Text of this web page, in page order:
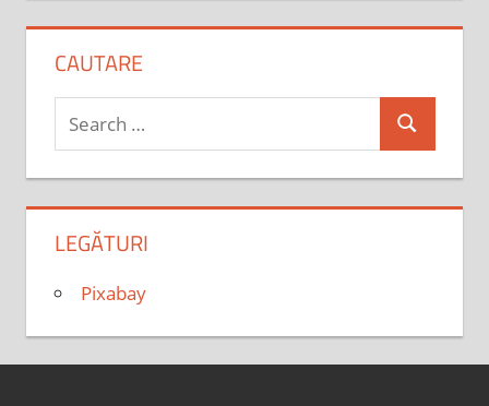
CAUTARE
Search
LEGĂTURI
Pixabay